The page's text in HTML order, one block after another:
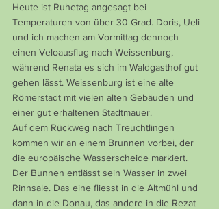
Heute ist Ruhetag angesagt bei
Temperaturen von über 30 Grad. Doris, Ueli
und ich machen am Vormittag dennoch
einen Veloausflug nach Weissenburg,
während Renata es sich im Waldgasthof gut
gehen lässt. Weissenburg ist eine alte
Römerstadt mit vielen alten Gebäuden und
einer gut erhaltenen Stadtmauer.
Auf dem Rückweg nach Treuchtlingen
kommen wir an einem Brunnen vorbei, der
die europäische Wasserscheide markiert.
Der Bunnen entlässt sein Wasser in zwei
Rinnsale. Das eine fliesst in die Altmühl und
dann in die Donau, das andere in die Rezat